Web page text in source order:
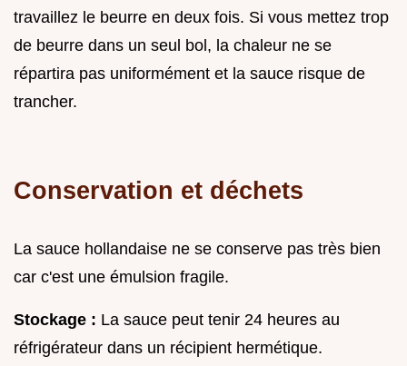
travaillez le beurre en deux fois. Si vous mettez trop
de beurre dans un seul bol, la chaleur ne se
répartira pas uniformément et la sauce risque de
trancher.
Conservation et déchets
La sauce hollandaise ne se conserve pas très bien
car c'est une émulsion fragile.
Stockage : La sauce peut tenir 24 heures au
réfrigérateur dans un récipient hermétique.